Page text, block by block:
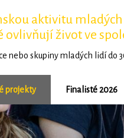
aktivitu
ovlivňují život ve
nebo skupiny mladých lidí do
projekty Finalisté 2026